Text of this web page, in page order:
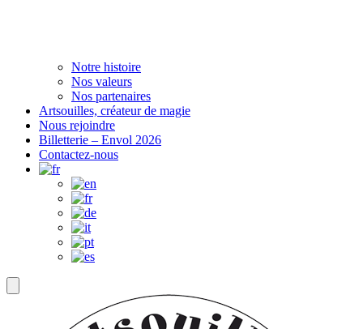
Notre histoire
Nos valeurs
Nos partenaires
Artsouilles, créateur de magie
Nous rejoindre
Billetterie – Envol 2026
Contactez-nous